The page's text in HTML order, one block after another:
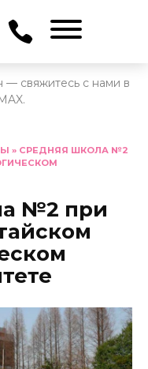
свяжитесь с нами в
» СРЕДНЯЯ ШКОЛА №2
№2 при